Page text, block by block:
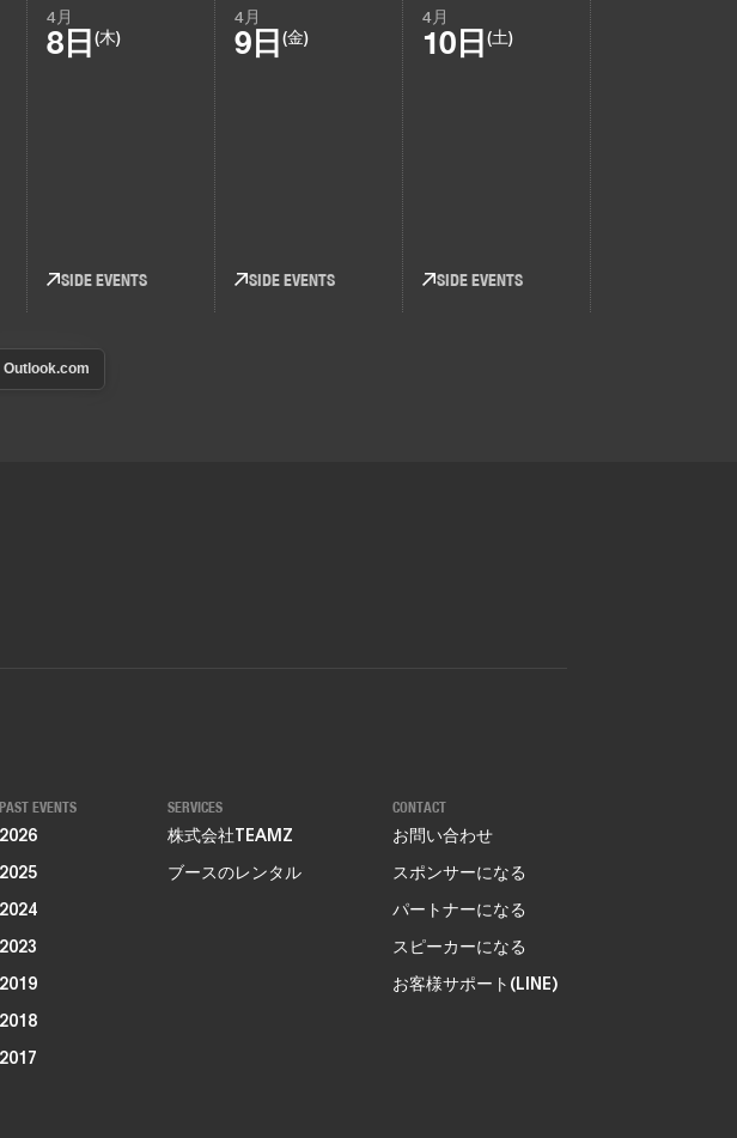
4月
8日 (木)
SIDE EVENTS
4月
9日 (金)
SIDE EVENTS
4月
10日 (土)
SIDE EVENTS
PAST EVENTS
2026
2025
2024
2023
2019
2018
2017
SERVICES
株式会社TEAMZ
ブースのレンタル
CONTACT
お問い合わせ
スポンサーになる
パートナーになる
スピーカーになる
お客様サポート(LINE)